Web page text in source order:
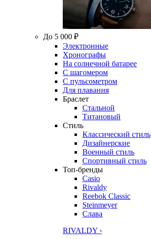
До 5 000 ₽
Электронные
Хронографы
На солнечной батарее
С шагомером
С пульсометром
Для плавания
Браслет
Стальной
Титановый
Стиль
Классический стиль
Дизайнерские
Военный стиль
Спортивный стиль
Топ-бренды
Casio
Rivaldy
Reebok Classic
Steinmeyer
Слава
RIVALDY ›